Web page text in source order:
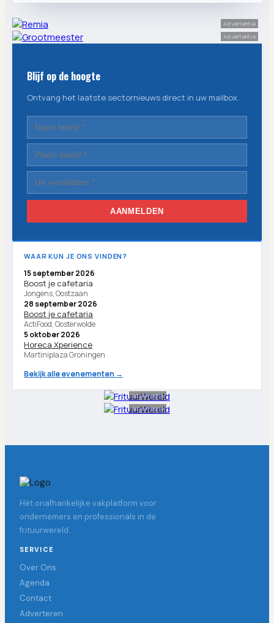
Advertentie
Advertentie
Blijf op de hoogte
Ontvang het laatste sectornieuws direct in uw mailbox.
AANMELDEN
WAAR KUN JE ONS VINDEN?
15 september 2026
Boost je cafetaria
Jongens, Oostzaan
28 september 2026
Boost je cafetaria
ActiFood, Oosterwolde
5 oktober 2026
Horeca Xperience
Martiniplaza Groningen
Bekijk alle evenementen →
Advertentie
Advertentie
Hét onafhankelijke vakplatform voor
ondernemers en professionals in de
frituurwereld.
SERVICE
Over Ons
Agenda
Contact
Adverteren